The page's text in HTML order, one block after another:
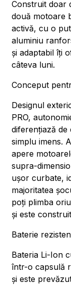
Construit doar
două motoare
activă, cu o
aluminiu
și adaptabil îți
câteva luni.
Conceput
Designul
PRO,
diferențiază
simplu imens.
apere
supra-
ușor curbate,
majoritatea
poți plimba
și este
Baterie
Bateria Li-Ion
într-o capsulă
și este